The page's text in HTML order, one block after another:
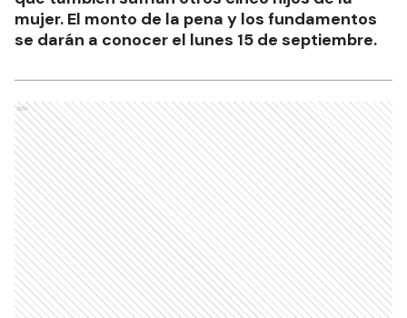
mujer. El monto de la pena y los fundamentos
se darán a conocer el lunes 15 de septiembre.
Ads